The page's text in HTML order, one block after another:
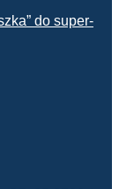
do super-